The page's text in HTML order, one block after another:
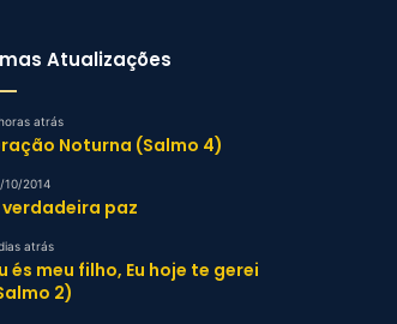
Atualizações
atrás
Noturna (Salmo 4)
10/2014
verdadeira paz
atrás
és meu filho, Eu hoje te gerei
2)